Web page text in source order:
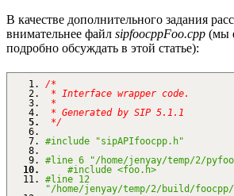
В качестве дополнительного задания
внимательнее файл sipfoocppFoo.cpp (мы
подробно обсуждать в этой статье):
/*
* Interface wrapper code.
*
* Generated by SIP 5.1.1
*/
#include "sipAPIfoocpp.h"
#line 6 "/home/jenyay/temp/2/
#include <foo.h>
#line 12
"/home/jenyay/temp/2/build/